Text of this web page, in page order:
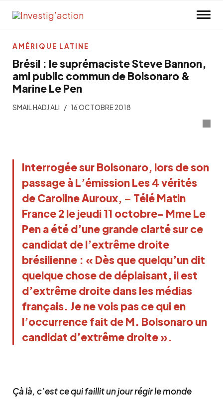
Brésil : le suprémaciste Steve Bannon,
ami public commun de Bolsonaro &
Marine Le Pen
SMAIL HADJ ALI 16 OCTOBRE 2018
Interrogée sur Bolsonaro, lors de son
passage à L’émission Les 4 vérités
de Caroline Auroux, – Télé Matin
France 2 le jeudi 11 octobre- Mme Le
Pen a été d’une grande clarté sur ce
candidat de l’extrême droite
brésilienne : « Dès que quelqu’un dit
quelque chose de déplaisant, il est
d’extrême droite dans les médias
français. Je ne vois pas ce qui en
l’occurrence fait de M. Bolsonaro un
candidat d’extrême droite ».
Çà là, c’est ce qui faillit un jour régir le monde
AMÉRIQUE LATINE